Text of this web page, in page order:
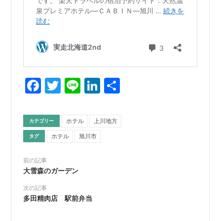
Facebook
Twitter
LineLinkedIn
共
カテゴリー ホテル 上川地方
タグ ホテル 旭川市
前の記事
大雪森のガーデン
次の記事
多田精肉店 駅前弁当